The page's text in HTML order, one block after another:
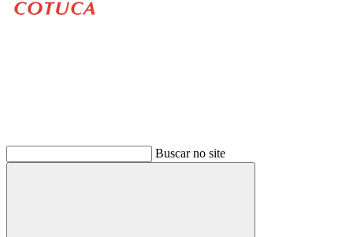
Buscar no site